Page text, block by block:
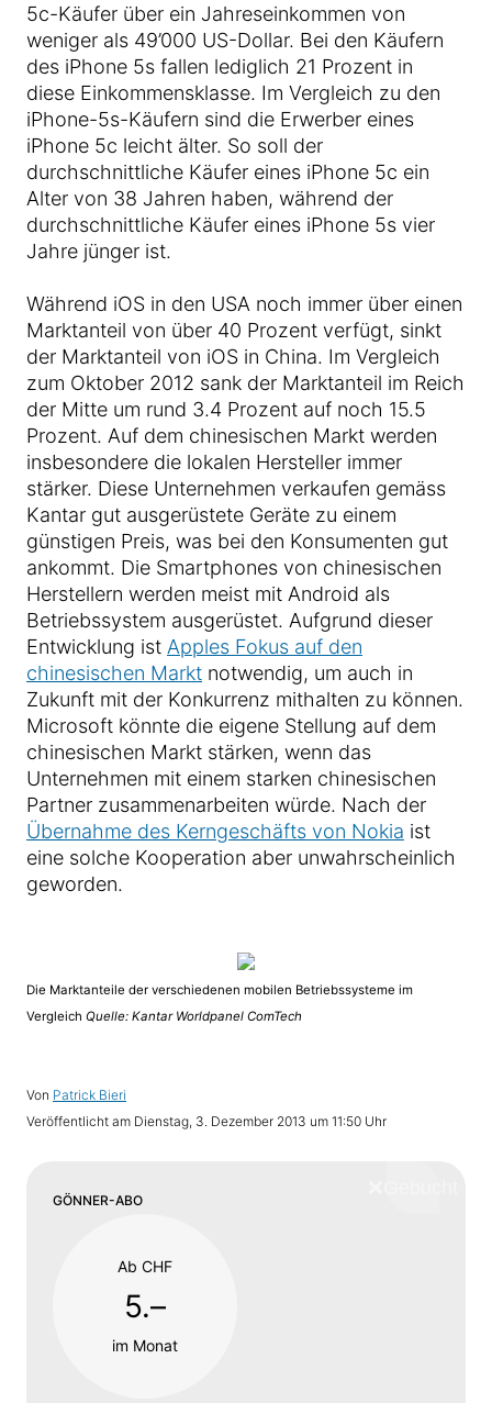
5c-Käufer über ein Jahreseinkommen von
weniger als 49’000 US-Dollar. Bei den Käufern
des iPhone 5s fallen lediglich 21 Prozent in
diese Einkommensklasse. Im Vergleich zu den
iPhone-5s-Käufern sind die Erwerber eines
iPhone 5c leicht älter. So soll der
durchschnittliche Käufer eines iPhone 5c ein
Alter von 38 Jahren haben, während der
durchschnittliche Käufer eines iPhone 5s vier
Jahre jünger ist.
Während iOS in den USA noch immer über einen
Marktanteil von über 40 Prozent verfügt, sinkt
der Marktanteil von iOS in China. Im Vergleich
zum Oktober 2012 sank der Marktanteil im Reich
der Mitte um rund 3.4 Prozent auf noch 15.5
Prozent. Auf dem chinesischen Markt werden
insbesondere die lokalen Hersteller immer
stärker. Diese Unternehmen verkaufen gemäss
Kantar gut ausgerüstete Geräte zu einem
günstigen Preis, was bei den Konsumenten gut
ankommt. Die Smartphones von chinesischen
Herstellern werden meist mit Android als
Betriebssystem ausgerüstet. Aufgrund dieser
Entwicklung ist Apples Fokus auf den
chinesischen Markt notwendig, um auch in
Zukunft mit der Konkurrenz mithalten zu können.
Microsoft könnte die eigene Stellung auf dem
chinesischen Markt stärken, wenn das
Unternehmen mit einem starken chinesischen
Partner zusammenarbeiten würde. Nach der
Übernahme des Kerngeschäfts von Nokia ist
eine solche Kooperation aber unwahrscheinlich
geworden.
Die Marktanteile der verschiedenen mobilen Betriebssysteme im
Vergleich Quelle: Kantar Worldpanel ComTech
Von Patrick Bieri
Veröffentlicht am Dienstag, 3. Dezember 2013 um 11:50 Uhr
GÖNNER-ABO
Ab CHF
5.–
im Monat